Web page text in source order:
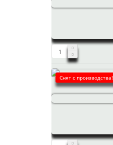
Снят с производства!